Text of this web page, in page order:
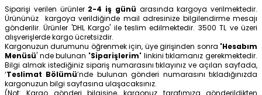
Siparişi verilen ürünler 2-4 iş günü arasında kargoya verilmektedir.
Ürününüz kargoya verildiğinde mail adresinize bilgilendirme mesajı
gönderilir. Ürünler 'DHL Kargo' ile teslim edilmektedir. 3500 TL ve üzeri
alışverişlerde kargo ücretsizdir.
Kargonuzun durumunu öğrenmek için, üye girişinden sonra 'Hesabım
Menüsü' nde bulunan 'Siparişlerim' linkini tıklamanız gerekmektedir.
Bilgi almak istediğiniz sipariş numarasını tıklayınız ve açılan sayfada,
‘Teslimat Bölümü’nde bulunan gönderi numarasını tıkladığınızda
kargonuzun bilgi sayfasına ulaşacaksınız.
(Not: Kargo gönderi bilgisine, kargonuz tarafımıza gönderildikten